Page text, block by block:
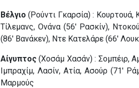
Βέλγιο (Ρούντι Γκαρσία) : Κουρτουά,
Τίλεμανς, Ονάνα (56′ Ρασκίν),
(86′ Βανάκεν), Ντε Κατελάρε (66′
Αίγυπτος (Χοσάμ Χασάν) : Σομπέιρ,
Ιμπραχίμ, Λασίν, Ατία, Ασούρ (71′
Μαρμούς